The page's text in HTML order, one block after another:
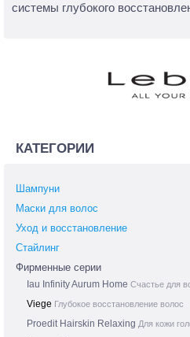
системы глубокого
КАТЕГОРИИ
Шампуни
Маски для волос
Уход и восстановление
Стайлинг
Фирменные серии
Iau Infinity Aurum Home Счастье для
Viege Глубокое восстановление волос
Proedit Hairskin Relaxing Для кожи